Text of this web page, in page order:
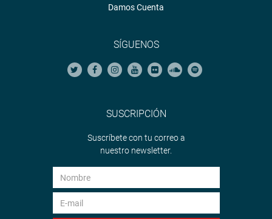
Damos Cuenta
SÍGUENOS
SUSCRIPCIÓN
Suscríbete con tu correo a
nuestro newsletter.